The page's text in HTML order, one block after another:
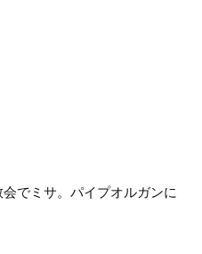
でミサ。パイプオルガンに